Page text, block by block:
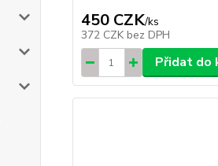
450 CZK/ks
372 CZK bez DPH
Přidat do